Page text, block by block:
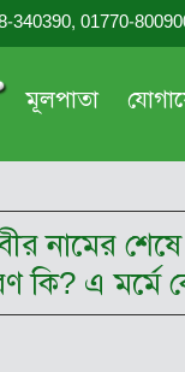
340390, 01770-
মূলপাতা
নামের শেষে
কি? এ